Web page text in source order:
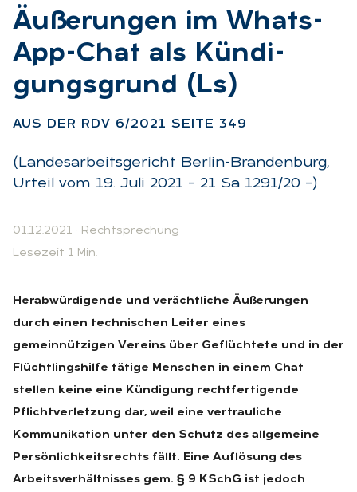
:
Äu­ße­run­gen im Whats­
App-Chat als Kün­di­
gungs­grund (Ls)
AUS DER RDV 6/2021 SEI­TE 349
(Landesarbeitsgericht Berlin-Brandenburg,
Urteil vom 19. Juli 2021 – 21 Sa 1291/20 –)
01.12.2021 · Rechtsprechung
Lesezeit 1 Min.
Herabwürdigende und verächtliche Äußerungen
durch einen technischen Leiter eines
gemeinnützigen Vereins über Geflüchtete und in der
Flüchtlingshilfe tätige Menschen in einem Chat
stellen keine eine Kündigung rechtfertigende
Pflichtverletzung dar, weil eine vertrauliche
Kommunikation unter den Schutz des allgemeine
Persönlichkeitsrechts fällt. Eine Auflösung des
Arbeitsverhältnisses gem. § 9 KSchG ist jedoch